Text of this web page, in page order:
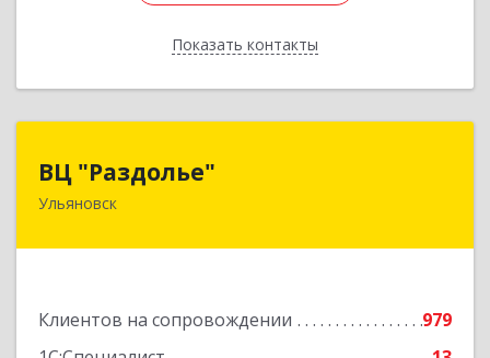
Показать контакты
Назад
ВЦ "Раздолье"
Ульяновск
Клиентов на сопровождении
979
432001, Ульяновская обл, Ульяновск г, Марата